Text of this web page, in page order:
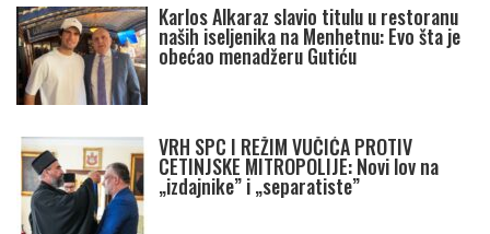
Karlos Alkaraz slavio titulu u restoranu
naših iseljenika na Menhetnu: Evo šta je
obećao menadžeru Gutiću
VRH SPC I REŽIM VUČIĆA PROTIV
CETINJSKE MITROPOLIJE: Novi lov na
„izdajnike” i „separatiste”